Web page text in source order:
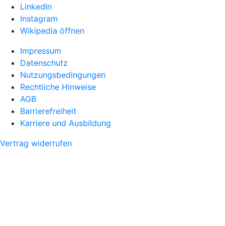
LinkedIn
Instagram
Wikipedia öffnen
Impressum
Datenschutz
Nutzungsbedingungen
Rechtliche Hinweise
AGB
Barrierefreiheit
Karriere und Ausbildung
Vertrag widerrufen